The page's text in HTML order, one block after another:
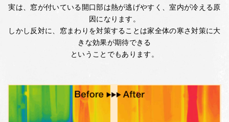
実は、窓が付いている開口部は熱が逃げやすく、室内が冷える原
因になります。
しかし反対に、窓まわりを対策することは家全体の寒さ対策に大
きな効果が期待できる
ということでもあります。